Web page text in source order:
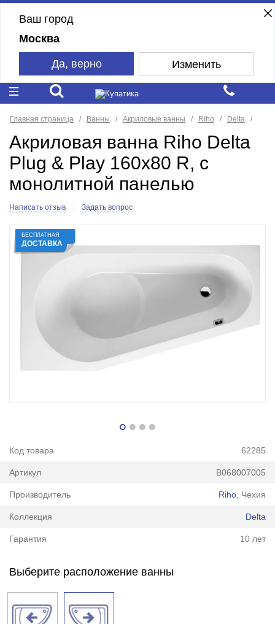
Ваш город
Москва
Да, верно Изменить
Главная страница Ванны Акриловые ванны Riho Delta
Акриловая ванна Riho Delta
Plug & Play 160x80 R, с
монолитной панелью
Написать отзыв Задать вопрос
БЕСПЛАТНАЯ
ДОСТАВКА
Код товара 62285
Артикул B068007005
Производитель Riho , Чехия
Коллекция Delta
Гарантия 10 лет
Выберите расположение ванны